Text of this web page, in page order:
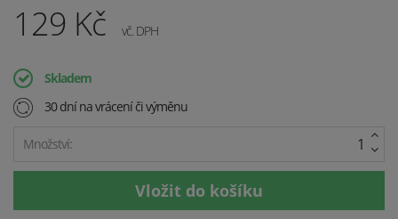
129 Kč vč. DPH
Skladem
30 dní na vrácení či výměnu
Množství: